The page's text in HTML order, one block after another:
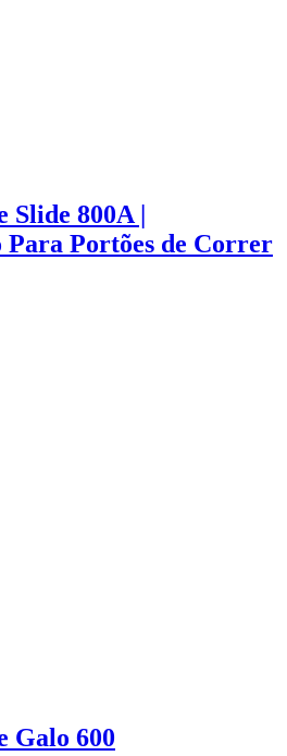
800A |
Para Portões de Correr
600